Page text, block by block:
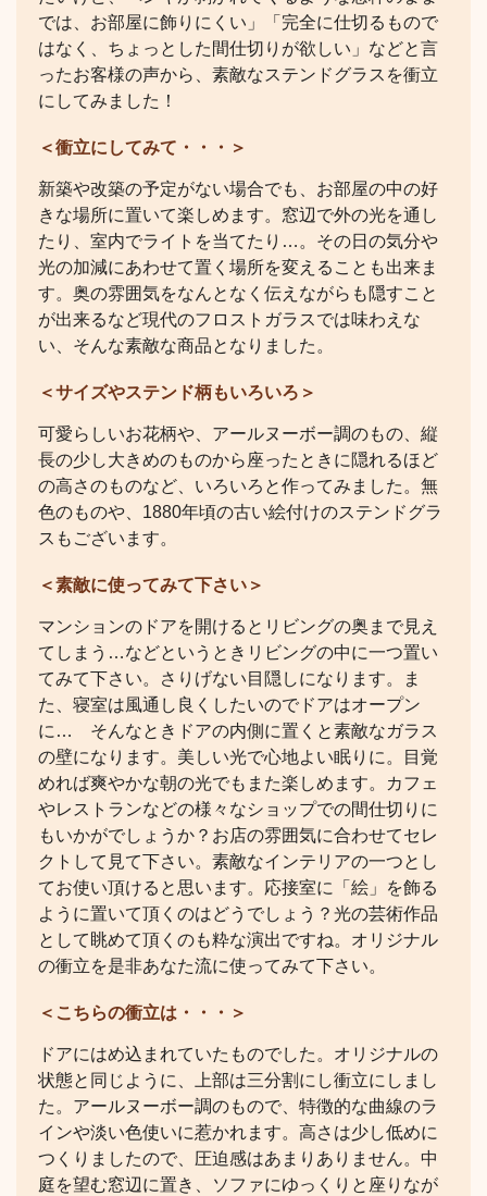
では、お部屋に飾りにくい」「完全に仕切るもので
はなく、ちょっとした間仕切りが欲しい」などと言
ったお客様の声から、素敵なステンドグラスを衝立
にしてみました！
＜衝立にしてみて・・・＞
新築や改築の予定がない場合でも、お部屋の中の好
きな場所に置いて楽しめます。窓辺で外の光を通し
たり、室内でライトを当てたり…。その日の気分や
光の加減にあわせて置く場所を変えることも出来ま
す。奥の雰囲気をなんとなく伝えながらも隠すこと
が出来るなど現代のフロストガラスでは味わえな
い、そんな素敵な商品となりました。
＜サイズやステンド柄もいろいろ＞
可愛らしいお花柄や、アールヌーボー調のもの、縦
長の少し大きめのものから座ったときに隠れるほど
の高さのものなど、いろいろと作ってみました。無
色のものや、1880年頃の古い絵付けのステンドグラ
スもございます。
＜素敵に使ってみて下さい＞
マンションのドアを開けるとリビングの奥まで見え
てしまう…などというときリビングの中に一つ置い
てみて下さい。さりげない目隠しになります。ま
た、寝室は風通し良くしたいのでドアはオープン
に… そんなときドアの内側に置くと素敵なガラス
の壁になります。美しい光で心地よい眠りに。目覚
めれば爽やかな朝の光でもまた楽しめます。カフェ
やレストランなどの様々なショップでの間仕切りに
もいかがでしょうか？お店の雰囲気に合わせてセレ
クトして見て下さい。素敵なインテリアの一つとし
てお使い頂けると思います。応接室に「絵」を飾る
ように置いて頂くのはどうでしょう？光の芸術作品
として眺めて頂くのも粋な演出ですね。オリジナル
の衝立を是非あなた流に使ってみて下さい。
＜こちらの衝立は・・・＞
ドアにはめ込まれていたものでした。オリジナルの
状態と同じように、上部は三分割にし衝立にしまし
た。アールヌーボー調のもので、特徴的な曲線のラ
インや淡い色使いに惹かれます。高さは少し低めに
つくりましたので、圧迫感はあまりありません。中
庭を望む窓辺に置き、ソファにゆっくりと座りなが